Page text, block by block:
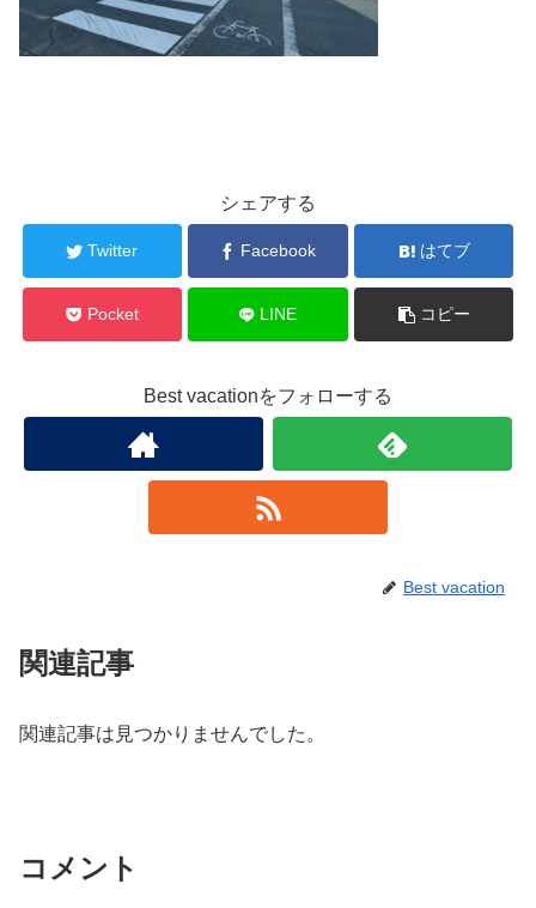
シェアする
Twitter Facebook はてブ
Pocket LINE コピー
Best vacationをフォローする
Best vacation
関連記事
関連記事は見つかりませんでした。
コメント